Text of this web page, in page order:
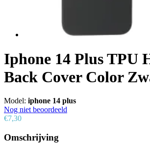
Iphone 14 Plus TPU
Back Cover Color
Model: iphone 14 plus
Nog niet beoordeeld
€7,30
Omschrijving